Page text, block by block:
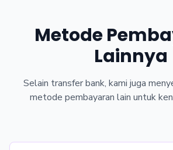
Metode
Lainnya
Selain transfer bank, kami juga
metode pembayaran lain untuk